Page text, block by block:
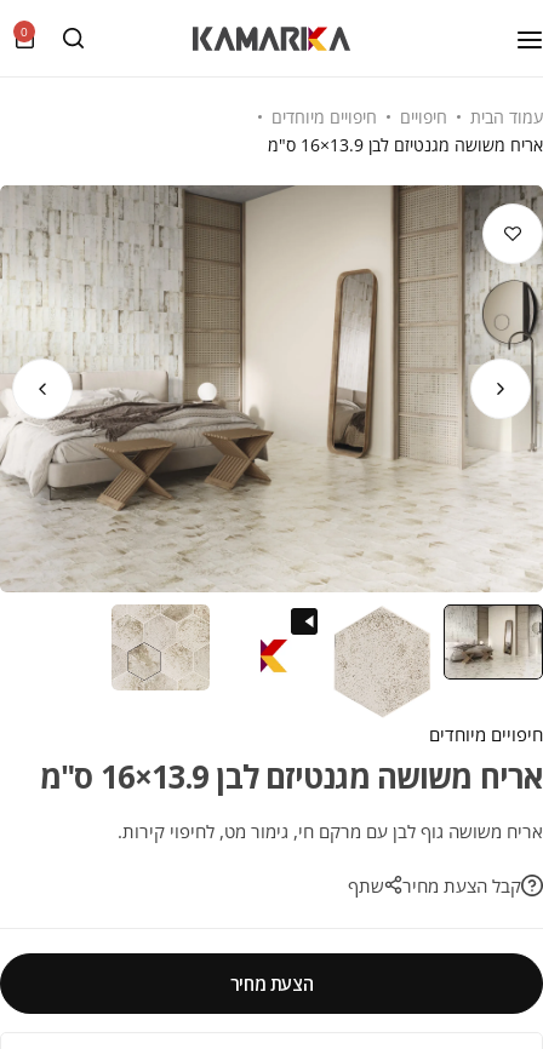
0
עמוד הבית חיפויים
חיפויים מיוחדים
אריח משושה מגנטיזם לבן 13.9×16 ס"מ
חיפויים מיוחדים
אריח משושה מגנטיזם לבן 13.9×16 ס"מ
אריח משושה גוף לבן עם מרקם חי, גימור מט, לחיפוי קירות.
קבל הצעת מחיר שתף
הצעת מחיר